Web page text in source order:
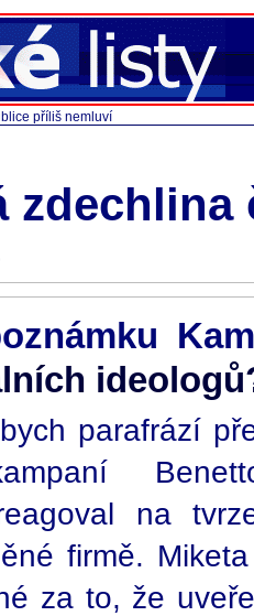
příliš nemluví
parafrází
na
firmě.
za to, že